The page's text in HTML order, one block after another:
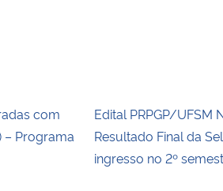
com
– Programa
Edital PRPGP/UFSM
Resultado Final da
ingresso no 2º